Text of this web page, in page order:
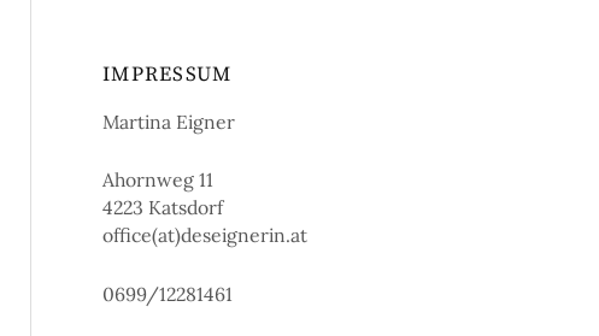
IMPRESSUM
Martina Eigner
Ahornweg 11
4223 Katsdorf
office(at)deseignerin.at
0699/12281461